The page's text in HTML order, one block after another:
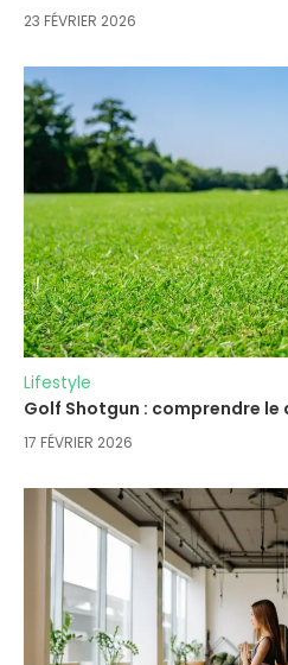
23 FÉVRIER 2026
Lifestyle
Golf Shotgun : comprendre
17 FÉVRIER 2026